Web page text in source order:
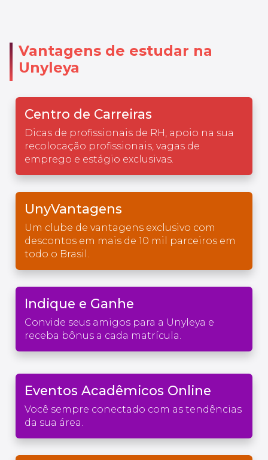
Vantagens de estudar na
Unyleya
Centro de Carreiras
Dicas de profissionais de RH, apoio na sua
recolocação profissionais, vagas de
emprego e estágio exclusivas.
UnyVantagens
Um clube de vantagens exclusivo com
descontos em mais de 10 mil parceiros em
todo o Brasil.
Indique e Ganhe
Convide seus amigos para a Unyleya e
receba bônus a cada matrícula.
Eventos Acadêmicos Online
Você sempre conectado com as tendências
da sua área.